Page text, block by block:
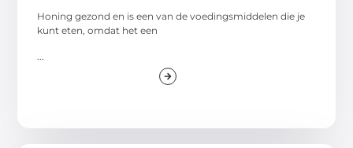
Honing gezond en is een van de voedingsmiddelen die je
kunt eten, omdat het een